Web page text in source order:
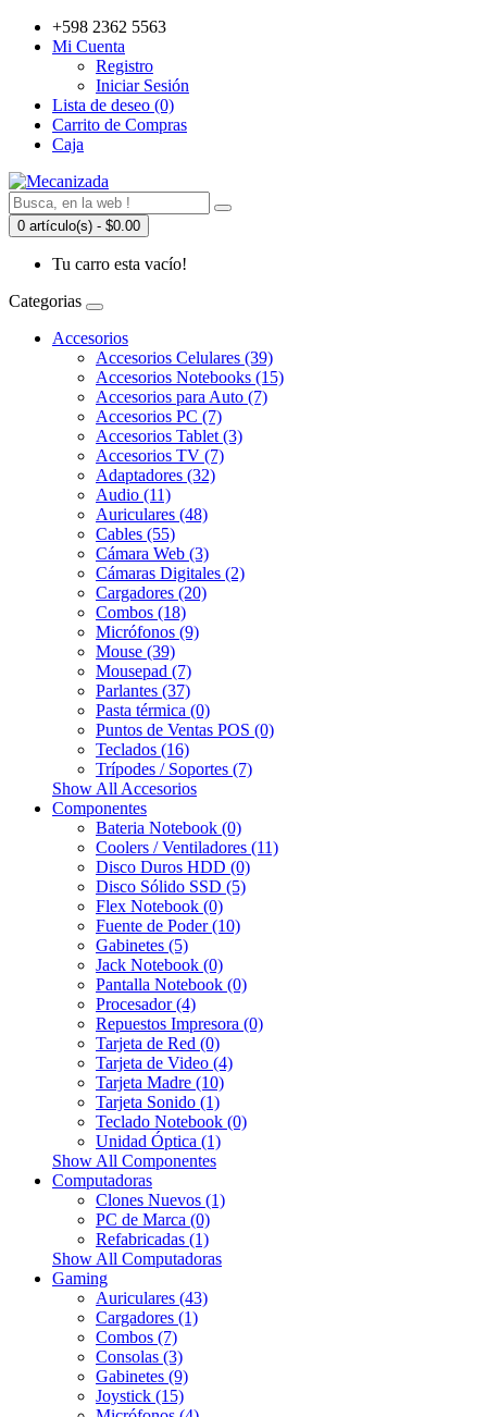
+598 2362 5563
Mi Cuenta
Registro
Iniciar Sesión
Lista de deseo (0)
Carrito de Compras
Caja
0 artículo(s) - $0.00
Tu carro esta vacío!
Categorias
Accesorios
Accesorios Celulares (39)
Accesorios Notebooks (15)
Accesorios para Auto (7)
Accesorios PC (7)
Accesorios Tablet (3)
Accesorios TV (7)
Adaptadores (32)
Audio (11)
Auriculares (48)
Cables (55)
Cámara Web (3)
Cámaras Digitales (2)
Cargadores (20)
Combos (18)
Micrófonos (9)
Mouse (39)
Mousepad (7)
Parlantes (37)
Pasta térmica (0)
Puntos de Ventas POS (0)
Teclados (16)
Trípodes / Soportes (7)
Show All Accesorios
Componentes
Bateria Notebook (0)
Coolers / Ventiladores (11)
Disco Duros HDD (0)
Disco Sólido SSD (5)
Flex Notebook (0)
Fuente de Poder (10)
Gabinetes (5)
Jack Notebook (0)
Pantalla Notebook (0)
Procesador (4)
Repuestos Impresora (0)
Tarjeta de Red (0)
Tarjeta de Video (4)
Tarjeta Madre (10)
Tarjeta Sonido (1)
Teclado Notebook (0)
Unidad Óptica (1)
Show All Componentes
Computadoras
Clones Nuevos (1)
PC de Marca (0)
Refabricadas (1)
Show All Computadoras
Gaming
Auriculares (43)
Cargadores (1)
Combos (7)
Consolas (3)
Gabinetes (9)
Joystick (15)